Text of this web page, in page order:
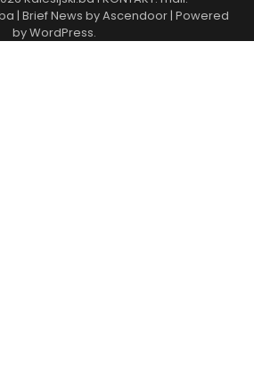
| Brief News byAscendoor| Powered
byWordPress.